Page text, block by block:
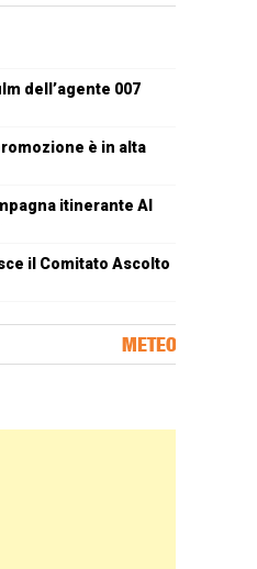
dell’agente 007
è in alta
itinerante Al
il Comitato Ascolto
METEO
Marche